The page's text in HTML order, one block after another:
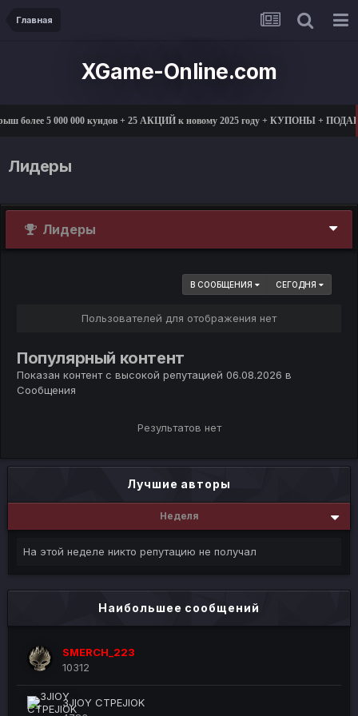
Главная
XGame-Online.com
более 5 000 000 куидов + 25 АКЦИЙ к новому 2025 году + КУПОНЫ +
Лидеры
Лидеры
В СООБЩЕНИЯ СЕГОДНЯ
Пользователей для отображения нет
Популярный контент
Показан контент с высокой репутацией 06.08.2026 в
Сообщения
Результатов нет
Лучшие авторы
Неделя
На этой неделе никто репутацию не получал
Наибольшее сообщений
SMERCH_223
10312
3JIOY CTPEJIOK